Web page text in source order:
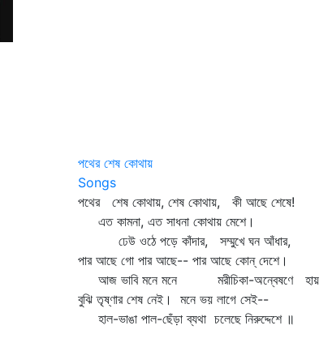
পথের শেষ কোথায়
Songs
পথের শেষ কোথায়, শেষ কোথায়, কী আছে শেষে!
এত কামনা, এত সাধনা কোথায় মেশে।
ঢেউ ওঠে পড়ে কাঁদার, সম্মুখে ঘন আঁধার,
পার আছে গো পার আছে-- পার আছে কোন্‌ দেশে।
আজ ভাবি মনে মনে মরীচিকা-অন্বেষণে হায়
বুঝি তৃষ্ণার শেষ নেই। মনে ভয় লাগে সেই--
হাল-ভাঙা পাল-ছেঁড়া ব্যথা চলেছে নিরুদ্দেশে ॥